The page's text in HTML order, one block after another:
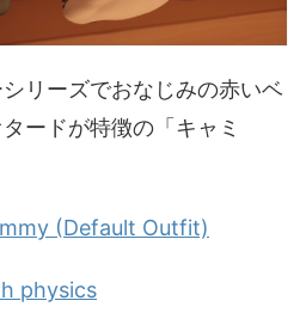
リーズでおなじみの赤いベ
ードが特徴の「キャミ
(Default Outfit)
physics